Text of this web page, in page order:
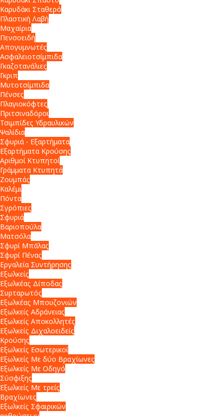
Καρυδάκι Σταθερό
Πλαστική Λαβή
Μαχαίρια
Πενσοειδή
Απογυμνωτές
Ασφαλειοτσίμπιδα
Γκαζοτανάλιες
Γκριπ
Μυτοτσίμπιδα
Πένσες
Πλαγιοκόφτες
Πριτσιναδόροι
Τσιμπίδες Υδραυλικών
Ψαλίδια
Σφυριά - Εξαρτήματα
Εξαρτήματα Κρούσης
Αριθμοί Κτυπητοί
Γράμματα Κτυπητά
Ζουμπάς
Καλέμι
Πόντα
Σγρόπιες
Σφυριά
Βαριοπούλα
Ματσόλα
Σφυρί Μπάλας
Σφυρί Πένας
Εργαλεία Συντήρησης
Εξωλκείς
Εξωλκέας Δίποδας
Συρταρωτός
Εξωλκέας Μπουζονιών
Εξωλκείς Αδράνειας
Εξωλκείς Αποκολλητές
Εξωλκείς Διχαλοειδείς
Κρούσης
Εξωλκείς Εσωτερικοί
Εξωλκείς Με δύο Βραχίωνες
Εξωλκείς Με Οδηγό
Σύσφιξης
Εξωλκείς Με τρείς
Βραχίωνες
Εξωλκείς Σφαιρικών